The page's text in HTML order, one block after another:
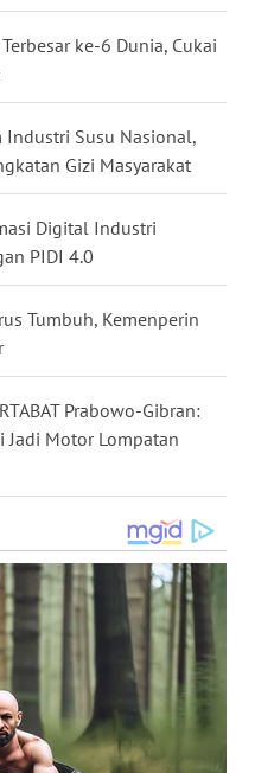
ke-6 Dunia, Cukai
Industri Susu Nasional,
Gizi Masyarakat
Digital Industri
PIDI 4.0
Tumbuh, Kemenperin
Prabowo-Gibran:
Jadi Motor Lompatan